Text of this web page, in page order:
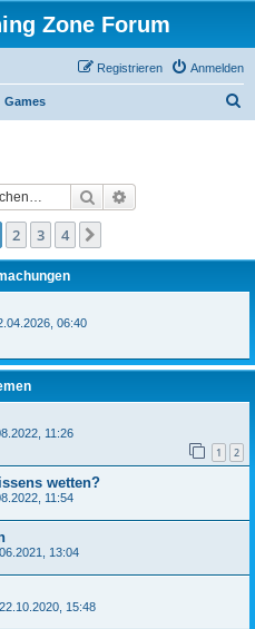
Zone Forum
Anmelden
Registrieren
Games
Suche
2 3 4
06:40
11:26
1 2
wetten?
11:54
13:04
22.10.2020, 15:48